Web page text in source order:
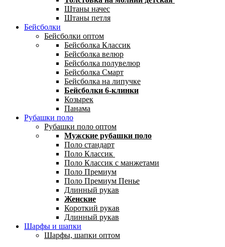
Штаны начес
Штаны петля
Бейсболки
Бейсболки оптом
Бейсболка Классик
Бейсболка велюр
Бейсболка полувелюр
Бейсболка Смарт
Бейсболка на липучке
Бейсболки 6-клинки
Козырек
Панама
Рубашки поло
Рубашки поло оптом
Мужские рубашки поло
Поло стандарт
Поло Классик
Поло Классик с манжетами
Поло Премиум
Поло Премиум Пенье
Длинный рукав
Женские
Короткий рукав
Длинный рукав
Шарфы и шапки
Шарфы, шапки оптом